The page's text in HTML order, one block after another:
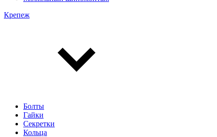
Крепеж
Болты
Гайки
Секретки
Кольца